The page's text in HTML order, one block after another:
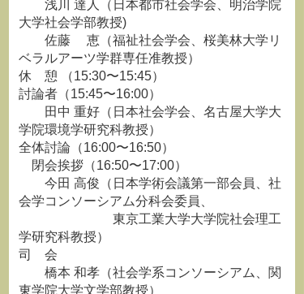
浅川 達人（日本都市社会学会、明治学院
大学社会学部教授)
佐藤 恵（福祉社会学会、桜美林大学リ
ベラルアーツ学群専任准教授）
休 憩 （15:30〜15:45）
討論者（15:45〜16:00）
田中 重好（日本社会学会、名古屋大学大
学院環境学研究科教授）
全体討論（16:00〜16:50）
閉会挨拶（16:50〜17:00）
今田 高俊（日本学術会議第一部会員、社
会学コンソーシアム分科会委員、
東京工業大学大学院社会理工
学研究科教授）
司 会
橋本 和孝（社会学系コンソーシアム、関
東学院大学文学部教授）